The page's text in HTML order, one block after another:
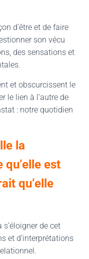
d’être et de faire
son vécu
des sensations et
et obscurcissent le
le lien à l’autre de
: notre quotidien
la
est
qu’elle
de cet
et d’interprétations